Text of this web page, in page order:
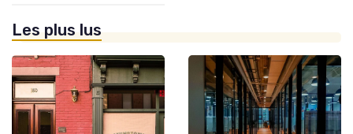
Les plus lus